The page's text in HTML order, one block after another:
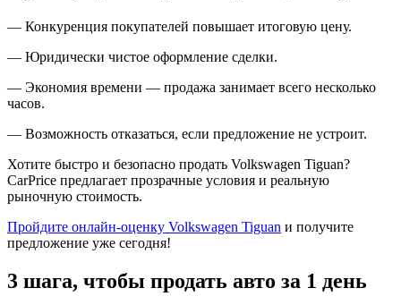
— Конкуренция покупателей повышает итоговую цену.
— Юридически чистое оформление сделки.
— Экономия времени — продажа занимает всего несколько
часов.
— Возможность отказаться, если предложение не устроит.
Хотите быстро и безопасно продать Volkswagen Tiguan?
CarPrice предлагает прозрачные условия и реальную
рыночную стоимость.
Пройдите онлайн-оценку Volkswagen Tiguan и получите
предложение уже сегодня!
3 шага, чтобы продать авто за 1 день